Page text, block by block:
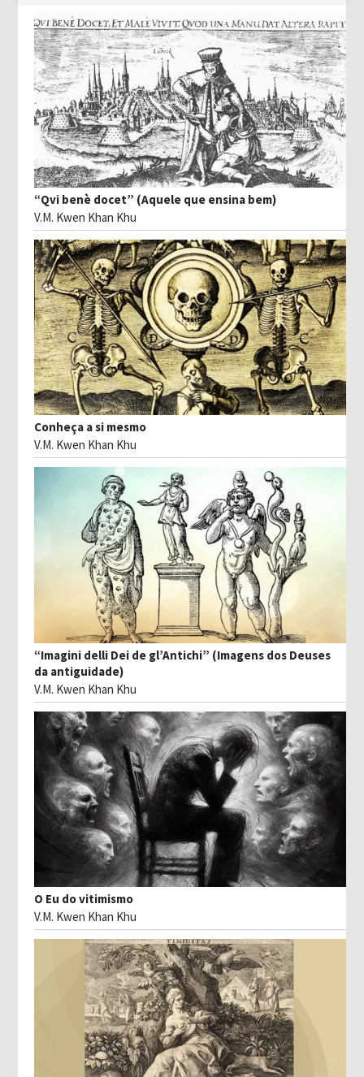
“Qvi benè docet” (Aquele que ensina bem)
V.M. Kwen Khan Khu
Conheça a si mesmo
V.M. Kwen Khan Khu
“Imagini delli Dei de gl’Antichi” (Imagens dos Deuses
da antiguidade)
V.M. Kwen Khan Khu
O Eu do vitimismo
V.M. Kwen Khan Khu